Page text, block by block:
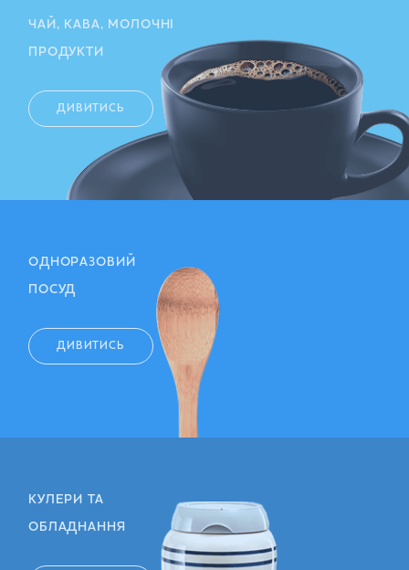
ЧАЙ, КАВА, МОЛОЧНІ
ПРОДУКТИ
ДИВИТИСЬ
ОДНОРАЗОВИЙ
ПОСУД
ДИВИТИСЬ
КУЛЕРИ ТА
ОБЛАДНАННЯ